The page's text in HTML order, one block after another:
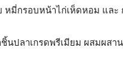
หมี่กรอบหน้าไก่เห็ดหอม และ
นปลาเกรดพรีเมียม ผสมผสา